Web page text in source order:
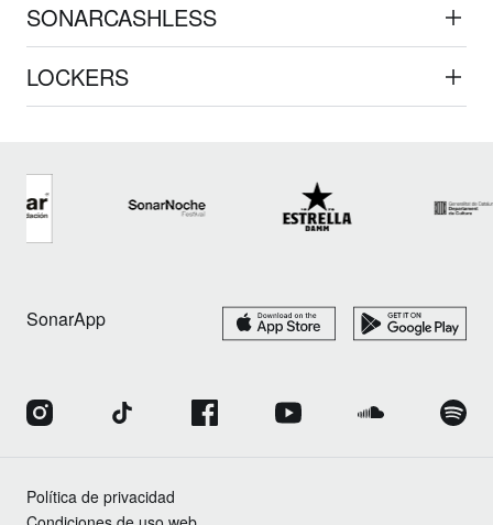
SONARCASHLESS
LOCKERS
SonarApp
Política de privacidad